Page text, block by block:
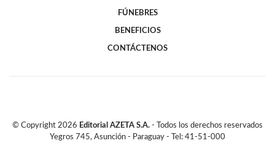
FÚNEBRES
BENEFICIOS
CONTÁCTENOS
© Copyright 2026 Editorial AZETA S.A. - Todos los derechos reservados
Yegros 745, Asunción - Paraguay - Tel: 41-51-000